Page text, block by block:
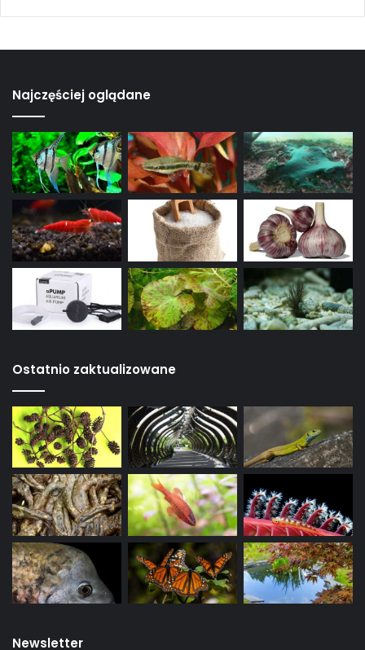
Najczęściej oglądane
Ostatnio zaktualizowane
Newsletter